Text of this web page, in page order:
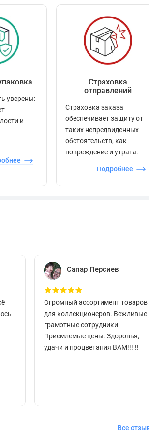
уверены:
и
Страховка
отправлений
Страховка заказа
обеспечивает защиту от
таких непредвиденных
обстоятельств, как
повреждение и утрата.
Подробнее
Сапар Персиев
Огромный ассортимент товаров
для коллекционеров. Вежливые
грамотные сотрудники.
Приемлемые цены. Здоровья,
удачи и процветания ВАМ!!!!!!
Все